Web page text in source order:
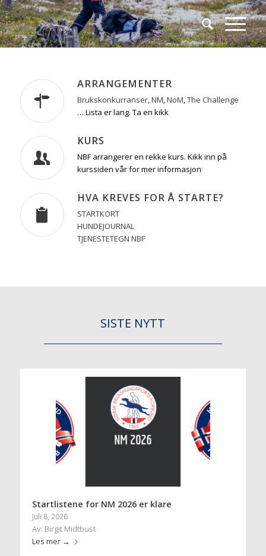
ARRANGEMENTER
Brukskonkurranser,NM,NoM,The Challenge
… Lista er lang. Ta en kikk
KURS
NBF arrangerer en rekke kurs. Kikk inn på
kurssiden vår for mer informasjon
HVA KREVES FOR Å STARTE?
STARTKORT
HUNDEJOURNAL
TJENESTETEGN NBF
SISTE NYTT
Startlistene for NM 2026 er klare
Juli 8, 2026
Av: Birgit Midtbust
Les mer→